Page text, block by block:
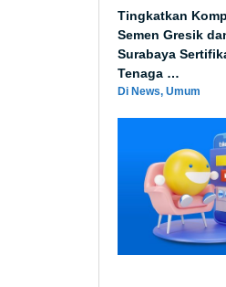
Tingkatkan
Semen Gresik
Surabaya
Tenaga …
Di News, Umum